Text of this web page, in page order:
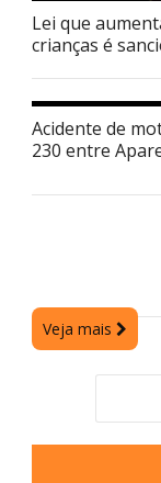
Lei que
crianças é
Acidente de
230 entre
Veja mais